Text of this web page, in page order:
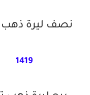
نصف ليرة ذهب
1419